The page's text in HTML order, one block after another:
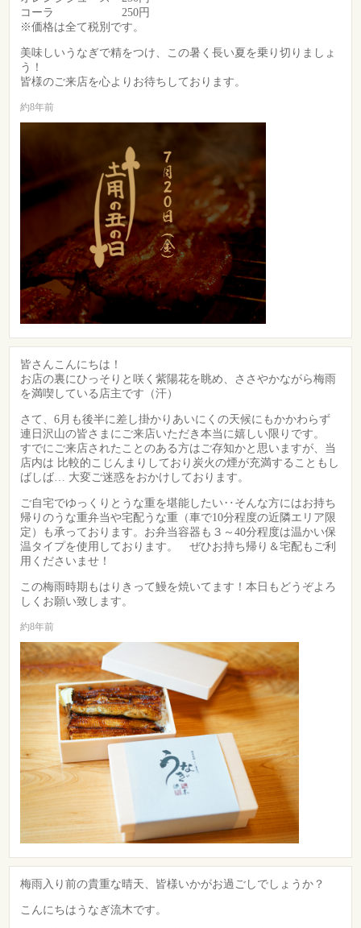
コーラ 250円
※価格は全て税別です。
美味しいうなぎで精をつけ、この暑く長い夏を乗り切りましょ
う！
皆様のご来店を心よりお待ちしております。
約8年前
皆さんこんにちは！
お店の裏にひっそりと咲く紫陽花を眺め、ささやかながら梅雨
を満喫している店主です（汗）
さて、6月も後半に差し掛かりあいにくの天候にもかかわらず
連日沢山の皆さまにご来店いただき本当に嬉しい限りです。
すでにご来店されたことのある方はご存知かと思いますが、当
店内は 比較的こじんまりしており炭火の煙が充満することもし
ばしば… 大変ご迷惑をおかけしております。
ご自宅でゆっくりとうな重を堪能したい‥そんな方にはお持ち
帰りのうな重弁当や宅配うな重（車で10分程度の近隣エリア限
定）も承っております。お弁当容器も３～40分程度は温かい保
温タイプを使用しております。 ぜひお持ち帰り＆宅配もご利
用くださいませ！
この梅雨時期もはりきって鰻を焼いてます！本日もどうぞよろ
しくお願い致します。
約8年前
梅雨入り前の貴重な晴天、皆様いかがお過ごしでしょうか？
こんにちはうなぎ流木です。